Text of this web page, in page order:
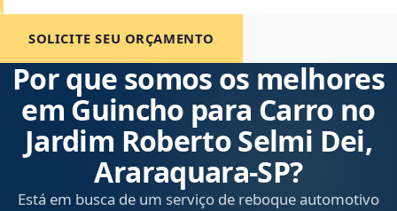
SOLICITE SEU ORÇAMENTO
Por que somos os melhores
em Guincho para Carro no
Jardim Roberto Selmi Dei,
Araraquara‑SP?
Está em busca de um serviço de reboque automotivo